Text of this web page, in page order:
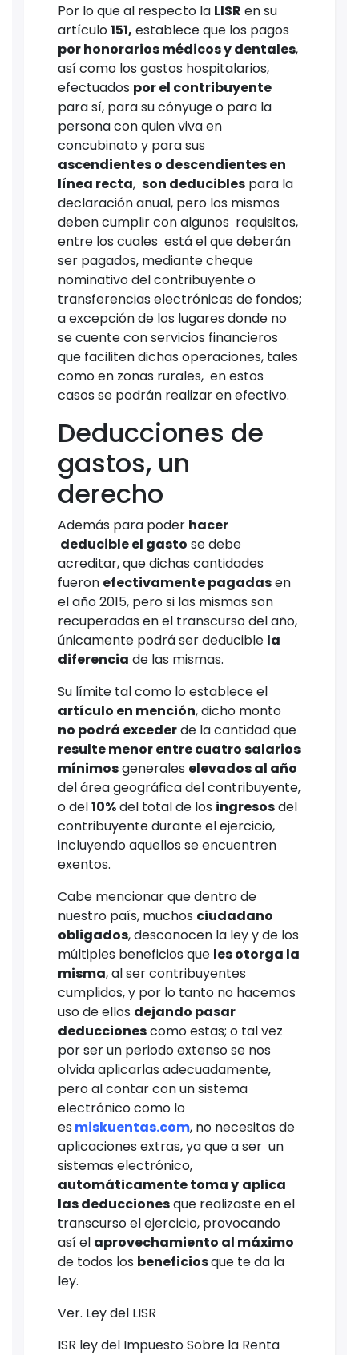
Por lo que al respecto la LISR en su
artículo151, establece que los pagos
por honorarios médicos y dentales,
así como los gastos hospitalarios,
efectuados por el contribuyente
para sí, para su cónyuge o para la
persona con quien viva en
concubinato y para sus
ascendientes o descendientes en
línea recta, son deducibles para la
declaración anual, pero los mismos
deben cumplir con algunos requisitos,
entre los cuales está el que deberán
ser pagados, mediante cheque
nominativo del contribuyente o
transferencias electrónicas de fondos;
a excepción de los lugares donde no
se cuente con servicios financieros
que faciliten dichas operaciones, tales
como en zonas rurales, en estos
casos se podrán realizar en efectivo.
Deducciones de
gastos, un
derecho
Además para poder hacer
deducible el gasto se debe
acreditar, que dichas cantidades
fueron efectivamente pagadasen
el año 2015, pero si las mismas son
recuperadas en el transcurso del año,
únicamente podrá ser deducible la
diferencia de las mismas.
Su límite tal como lo establece el
artículo en mención, dicho monto
no podrá excederde la cantidad que
resulte menor entre cuatro salarios
mínimosgenerales elevados al año
del área geográfica del contribuyente,
o del10%del total de los ingresosdel
contribuyente durante el ejercicio,
incluyendo aquellos se encuentren
exentos.
Cabe mencionar que dentro de
nuestro país, muchos ciudadano
obligados, desconocen la ley y de los
múltiples beneficios que les otorga la
misma, al ser contribuyentes
cumplidos, y por lo tanto no hacemos
uso de ellos dejando pasar
deduccionescomo estas; o tal vez
por ser un periodo extenso se nos
olvida aplicarlas adecuadamente,
pero al contar con un sistema
electrónico como lo
es miskuentas.com, no necesitas de
aplicaciones extras, ya que a ser un
sistemas electrónico,
automáticamente toma y aplica
las deduccionesque realizaste en el
transcurso el ejercicio, provocando
así el aprovechamiento al máximo
de todos los beneficiosque te da la
ley.
Ver. Ley del LISR
ISR ley del Impuesto Sobre la Renta